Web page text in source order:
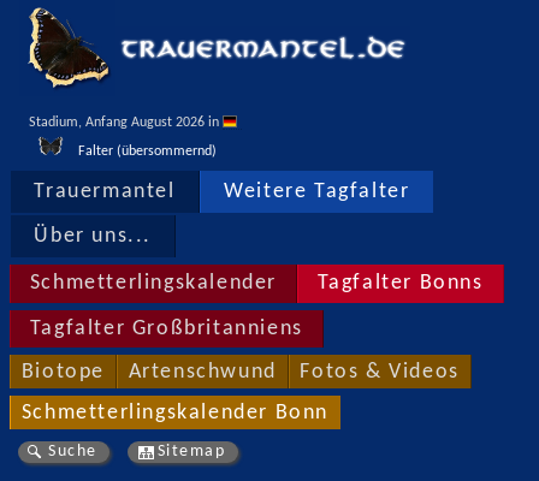
Stadium, Anfang August 2026 in
Falter (übersommernd)
Trauermantel Weitere Tagfalter
Über uns...
Schmetterlingskalender Tagfalter Bonns
Tagfalter Großbritanniens
Biotope Artenschwund Fotos & Videos
Schmetterlingskalender Bonn
Suche Sitemap